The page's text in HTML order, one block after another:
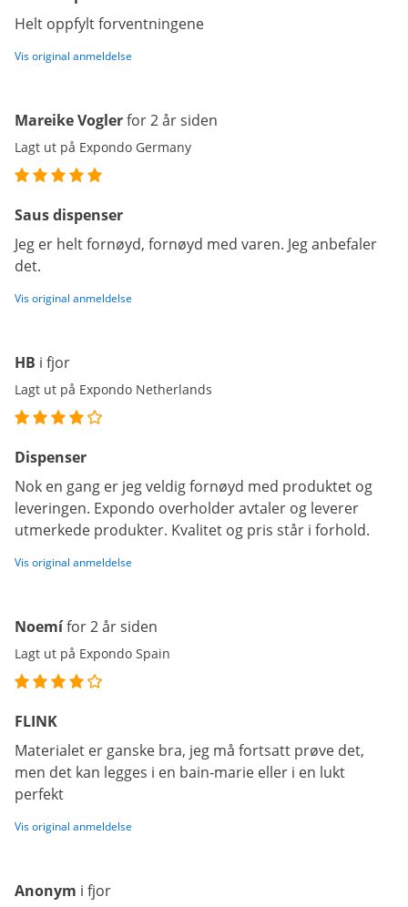
Helt oppfylt forventningene
Vis original anmeldelse
Mareike Voglerfor 2 år siden
Lagt ut på Expondo Germany
Saus dispenser
Jeg er helt fornøyd, fornøyd med varen. Jeg anbefaler
det.
Vis original anmeldelse
HB i fjor
Lagt ut på Expondo Netherlands
Dispenser
Nok en gang er jeg veldig fornøyd med produktet og
leveringen. Expondo overholder avtaler og leverer
utmerkede produkter. Kvalitet og pris står i forhold.
Vis original anmeldelse
Noemífor 2 år siden
Lagt ut på Expondo Spain
FLINK
Materialet er ganske bra, jeg må fortsatt prøve det,
men det kan legges i en bain-marie eller i en lukt
perfekt
Vis original anmeldelse
Anonym i fjor